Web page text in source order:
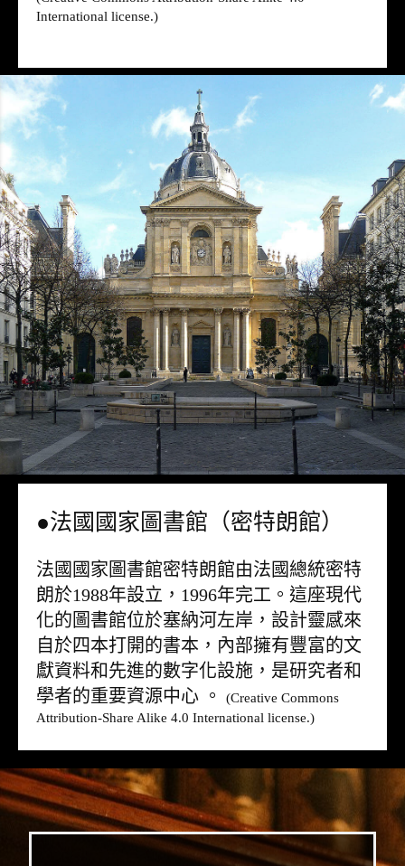
International license.)
●法國國家圖書館（密特朗館）
法國國家圖書館密特朗館由法國總統密特
朗於1988年設立，1996年完工。這座現代
化的圖書館位於塞納河左岸，設計靈感來
自於四本打開的書本，內部擁有豐富的文
獻資料和先進的數字化設施，是研究者和
學者的重要資源中心 。
(Creative Commons
Attribution-Share Alike 4.0 International license.)